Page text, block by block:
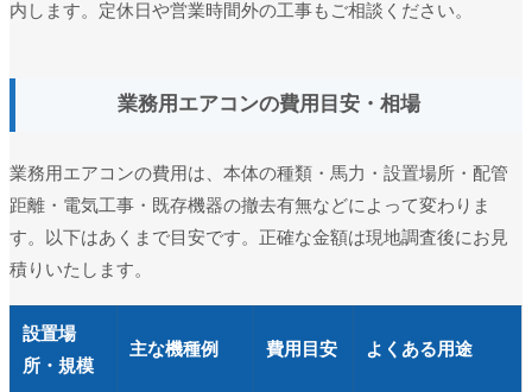
内します。定休日や営業時間外の工事もご相談ください。
業務用エアコンの費用目安・相場
業務用エアコンの費用は、本体の種類・馬力・設置場所・配管
距離・電気工事・既存機器の撤去有無などによって変わりま
す。以下はあくまで目安です。正確な金額は現地調査後にお見
積りいたします。
設置場
所・規模
主な機種例 費用目安 よくある用途